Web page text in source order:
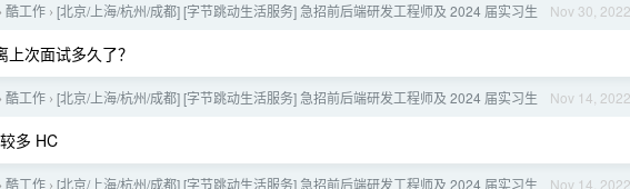
Nov 30, 2022
› 酷工作 › [北京/上海/杭州/成都] [字节跳动生活服务] 急招前后端研发工程师及 2024 届实习生
次面试多久了？
Nov 14, 2022
› 酷工作 › [北京/上海/杭州/成都] [字节跳动生活服务] 急招前后端研发工程师及 2024 届实习生
多 HC
Nov 14, 2022
› 酷工作 › [北京/上海/杭州/成都] [字节跳动生活服务] 急招前后端研发工程师及 2024 届实习生